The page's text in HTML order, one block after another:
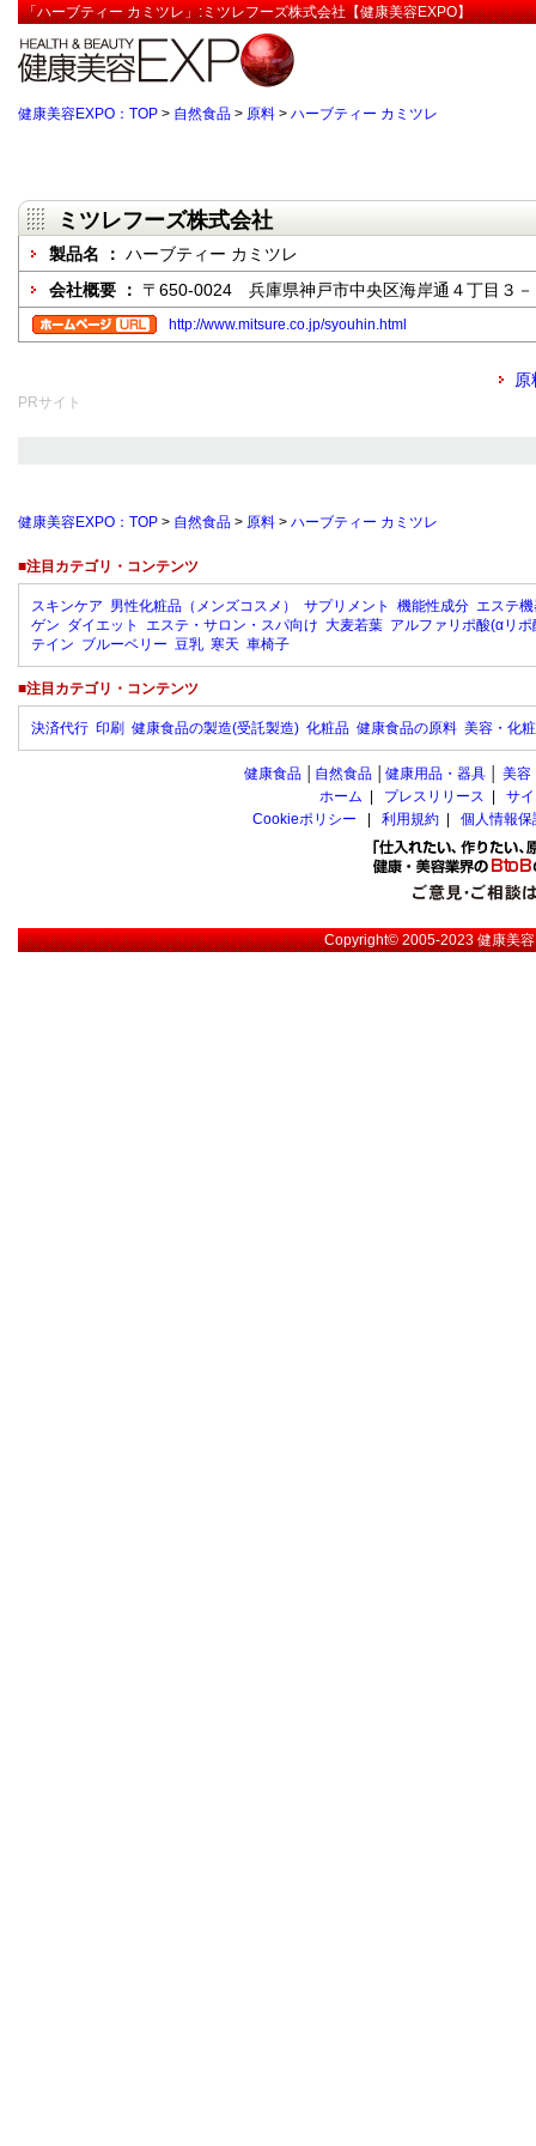
「ハーブティー カミツレ」:ミツレフーズ株式会社【健康美容EXPO】
健康美容EXPO：TOP > 自然食品 > 原料 > ハーブティー カミツレ
ミツレフーズ株式会社
製品名 ： ハーブティー カミツレ
会社概要 ： 〒650-0024 兵庫県神戸市中央区海岸通４丁目３
http://www.mitsure.co.jp/syouhin.html
PRサイト
健康美容EXPO：TOP > 自然食品 > 原料 > ハーブティー カミツレ
■注目カテゴリ・コンテンツ
スキンケア 男性化粧品（メンズコスメ） サプリメント 機能性成分 エステ
ゲン ダイエット エステ・サロン・スパ向け 大麦若葉 アルファリポ酸(αリポ
テイン ブルーベリー 豆乳 寒天 車椅子
■注目カテゴリ・コンテンツ
決済代行 印刷 健康食品の製造(受託製造) 化粧品 健康食品の原料 美容・化
健康食品 自然食品 健康用品・器具 美容
ホーム
プレスリリース
サ
Cookieポリシー
利用規約 個人情報
Copyright© 2005-2023健康美